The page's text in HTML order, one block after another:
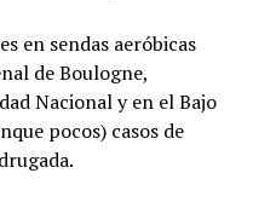
en sendas aeróbicas
de Boulogne,
Nacional y en el Bajo
pocos) casos de